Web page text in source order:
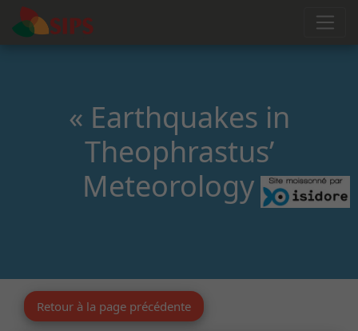
« Earthquakes in
Theophrastus’
Meteorology »
Retour à la page précédente